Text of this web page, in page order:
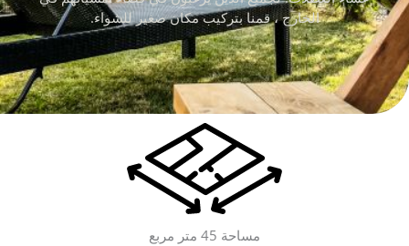
الخارج ، قمنا بتركيب مكان صغير للشواء.
مساحة 45 متر مربع